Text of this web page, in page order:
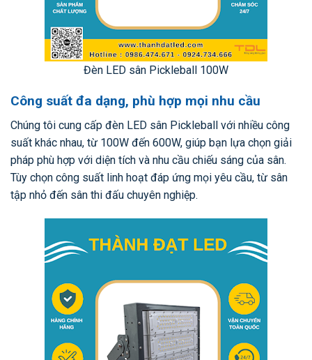
Đèn LED sân Pickleball 100W
Công suất đa dạng, phù hợp mọi nhu cầu
Chúng tôi cung cấp đèn LED sân Pickleball với nhiều công
suất khác nhau, từ 100W đến 600W, giúp bạn lựa chọn giải
pháp phù hợp với diện tích và nhu cầu chiếu sáng của sân.
Tùy chọn công suất linh hoạt đáp ứng mọi yêu cầu, từ sân
tập nhỏ đến sân thi đấu chuyên nghiệp.